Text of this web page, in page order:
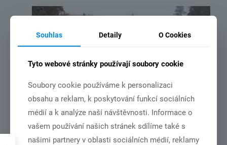
soustředění podzimní Domažlice 26.10.÷30.10.2021
Souhlas Detaily O Cookies
Tyto webové stránky používají soubory cookie
Soubory cookie používáme k personalizaci
obsahu a reklam, k poskytování funkcí sociálních
médií a k analýze naší návštěvnosti. Informace o
vašem používání našich stránek sdílíme také s
našimi partnery v oblasti sociálních médií, reklamy